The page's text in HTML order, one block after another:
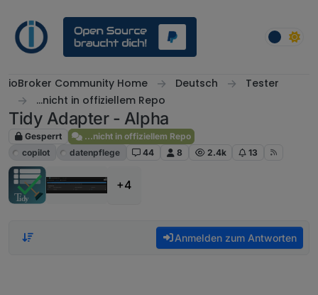
ioBroker Community Home Deutsch
Tester
...nicht in offiziellem Repo
Tidy Adapter - Alpha
Gesperrt
...nicht in offiziellem Repo
copilot
datenpflege 44 8 2.4k 13
+4
Anmelden zum Antworten